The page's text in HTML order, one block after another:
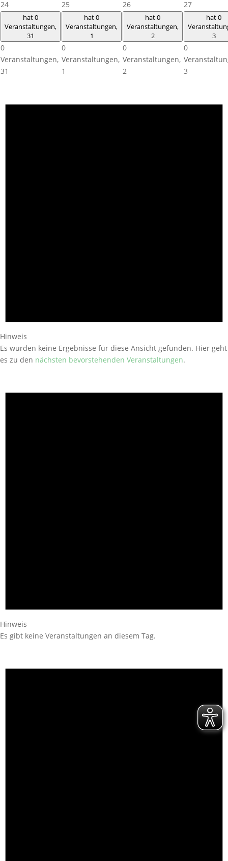
24 25 26 27
hat 0
Veranstaltungen,
31
0
Veranstaltungen,
31
hat 0
Veranstaltungen,
1
0
Veranstaltungen,
1
hat 0
Veranstaltungen,
2
0
Veranstaltungen,
2
hat 0
3
0
3
Hinweis
Es wurden keine Ergebnisse für diese Ansicht gefunden. Hier geht
es zu den nächsten bevorstehenden Veranstaltungen.
Hinweis
Es gibt keine Veranstaltungen an diesem Tag.